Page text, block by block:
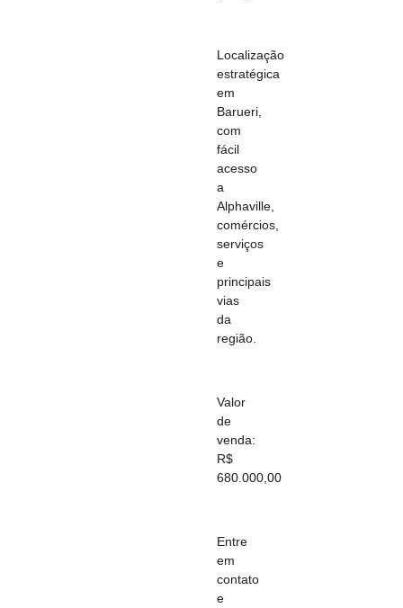
Localização
estratégica
em
Barueri,
com
fácil
acesso
a
Alphaville,
comércios,
serviços
e
principais
vias
da
região.
Valor
de
venda:
R$
680.000,00
Entre
em
contato
e